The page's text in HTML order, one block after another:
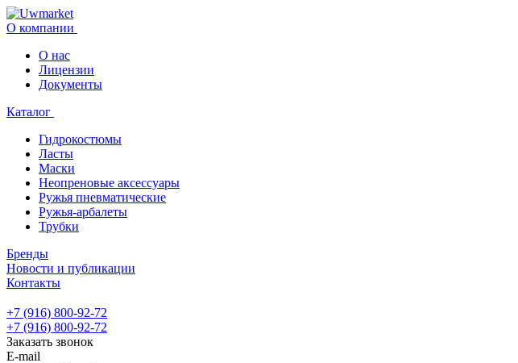
О компании
О нас
Лицензии
Документы
Каталог
Гидрокостюмы
Ласты
Маски
Неопреновые аксессуары
Ружья пневматические
Ружья-арбалеты
Трубки
Бренды
Новости и публикации
Контакты
+7 (916) 800-92-72
+7 (916) 800-92-72
Заказать звонок
E-mail